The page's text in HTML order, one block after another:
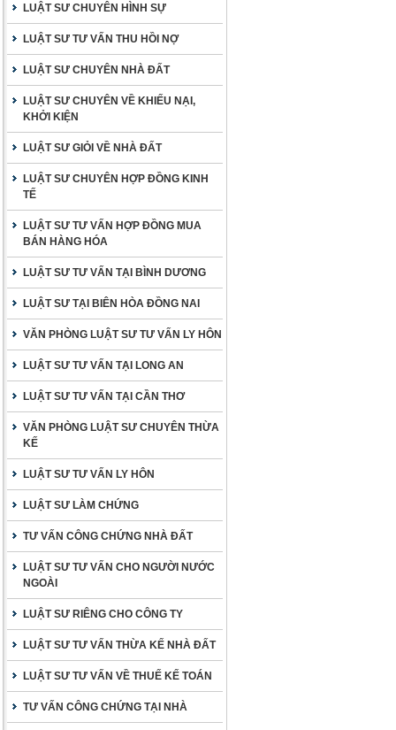
LUẬT SƯ CHUYÊN HÌNH SỰ
LUẬT SƯ TƯ VẤN THU HỒI NỢ
LUẬT SƯ CHUYÊN NHÀ ĐẤT
LUẬT SƯ CHUYÊN VỀ KHIẾU NẠI,
KHỞI KIỆN
LUẬT SƯ GIỎI VỀ NHÀ ĐẤT
LUẬT SƯ CHUYÊN HỢP ĐỒNG KINH
TẾ
LUẬT SƯ TƯ VẤN HỢP ĐỒNG MUA
BÁN HÀNG HÓA
LUẬT SƯ TƯ VẤN TẠI BÌNH DƯƠNG
LUẬT SƯ TẠI BIÊN HÒA ĐỒNG NAI
VĂN PHÒNG LUẬT SƯ TƯ VẤN LY HÔN
LUẬT SƯ TƯ VẤN TẠI LONG AN
LUẬT SƯ TƯ VẤN TẠI CẦN THƠ
VĂN PHÒNG LUẬT SƯ CHUYÊN THỪA
KẾ
LUẬT SƯ TƯ VẤN LY HÔN
LUẬT SƯ LÀM CHỨNG
TƯ VẤN CÔNG CHỨNG NHÀ ĐẤT
LUẬT SƯ TƯ VẤN CHO NGƯỜI NƯỚC
NGOÀI
LUẬT SƯ RIÊNG CHO CÔNG TY
LUẬT SƯ TƯ VẤN THỪA KẾ NHÀ ĐẤT
LUẬT SƯ TƯ VẤN VỀ THUẾ KẾ TOÁN
TƯ VẤN CÔNG CHỨNG TẠI NHÀ